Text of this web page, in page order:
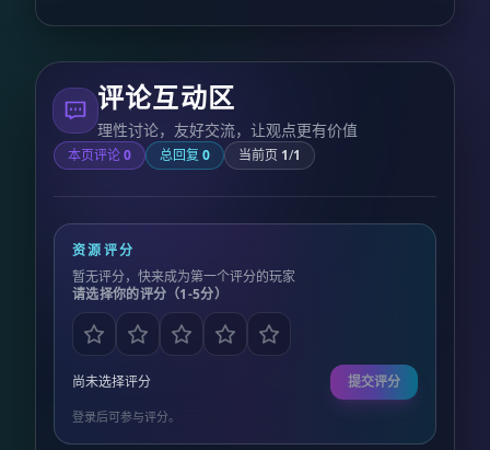
评论互动区
理性讨论，友好交流，让观点更有价值
本页评论0 总回复 0 当前页 1/1
资源评分
暂无评分，快来成为第一个评分的玩家
请选择你的评分（1-5分）
尚未选择评分 提交评分
登录后可参与评分。